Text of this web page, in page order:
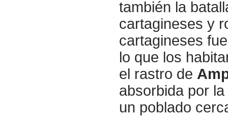
también la
cartagineses y
cartagineses
lo que los
el rastro de
absorbida por
un poblado